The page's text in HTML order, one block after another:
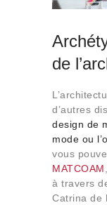
de
d’autres
design de
mode ou
vous
MATCOAM
à travers
Catrina de